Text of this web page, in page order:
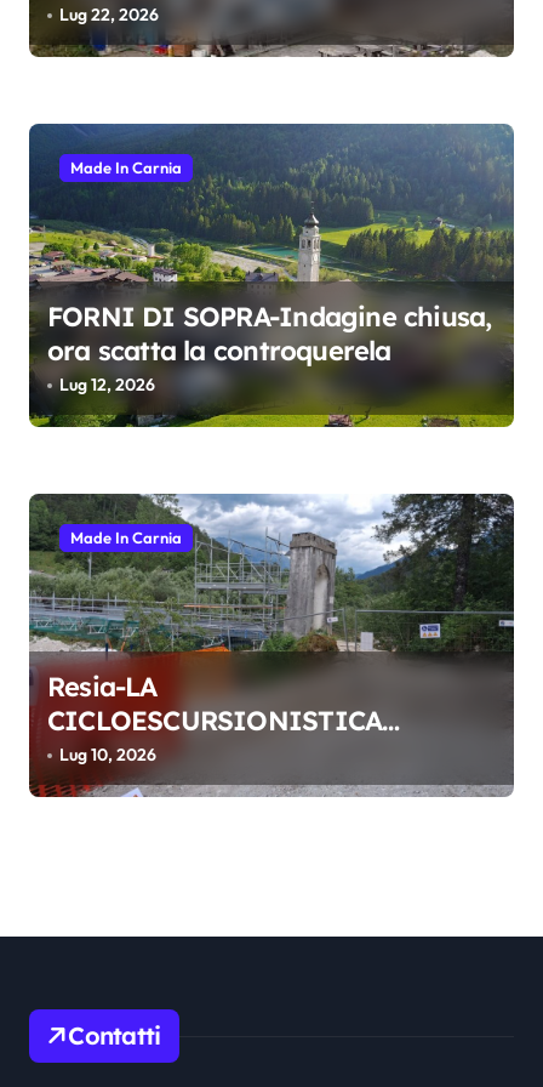
l
Lug 22, 2026
Made In Carnia
FORNI DI SOPRA-Indagine chiusa,
ora scatta la controquerela
Lug 12, 2026
Made In Carnia
Resia-LA
CICLOESCURSIONISTICA
RESIUTTA–RESIA APERTA PER
L’ESTATE GRAZIE A UNA
Lug 10, 2026
Contatti